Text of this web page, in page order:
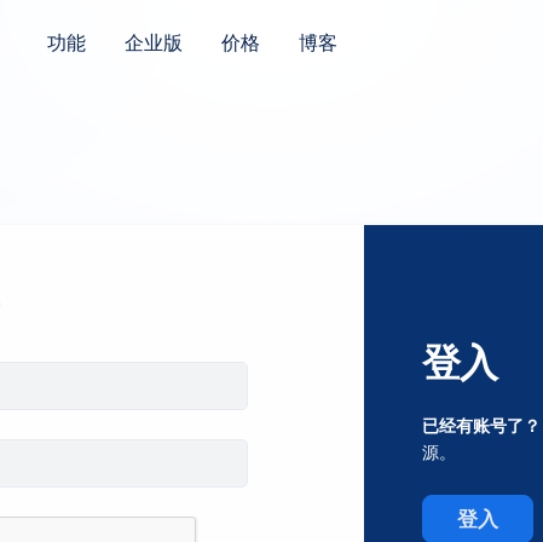
功能 企业版 价格 博客
登入
已经有账号了？
源。
登入